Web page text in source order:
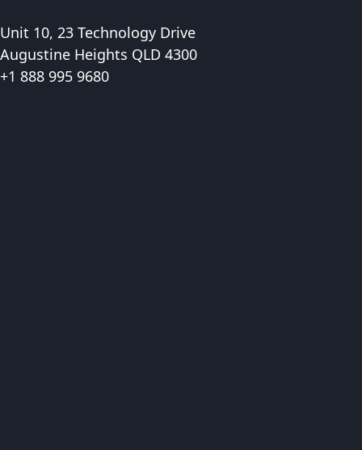
Unit 10, 23 Technology Drive
Augustine Heights QLD 4300
+1 888 995 9680